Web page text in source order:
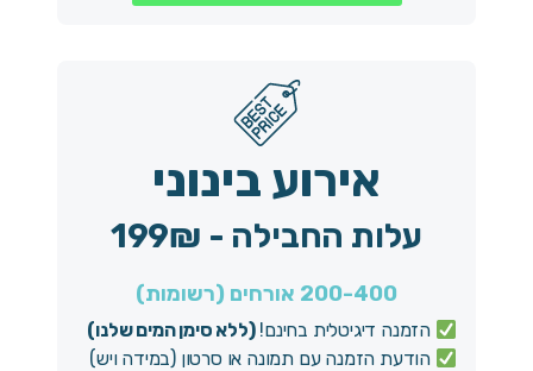
אירוע בינוני
עלות החבילה - 199₪
200-400 אורחים (רשומות)
הזמנה דיגיטלית בחינם!(ללא סימן המים שלנו)
הודעת הזמנה עם תמונה או סרטון (במידה ויש)